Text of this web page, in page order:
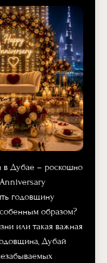
в Дубае – роскошно
годовщину
образом?
или такая важная
Дубай